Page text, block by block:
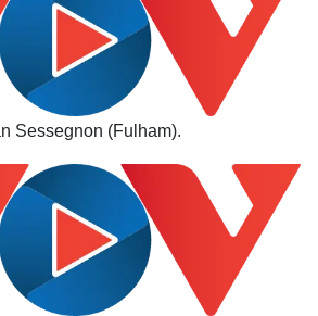
Sessegnon (Fulham).